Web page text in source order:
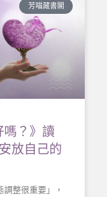
芳喵藏書閣
嗎？》讀
放自己的
整很重要」，